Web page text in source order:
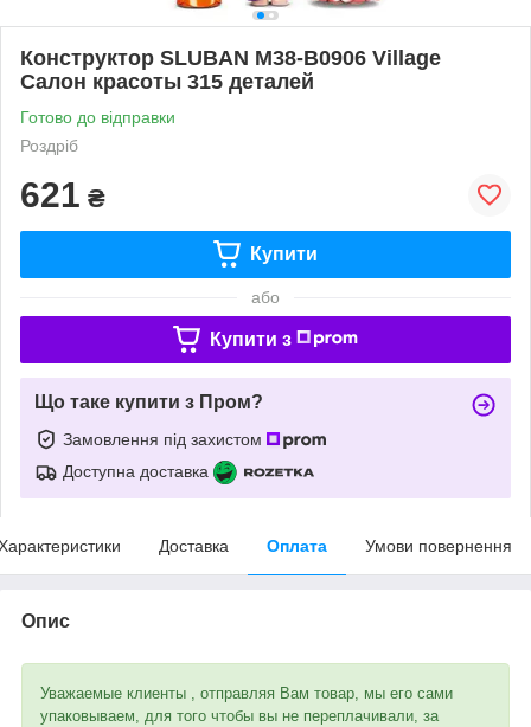
Конструктор SLUBAN M38-B0906 Village
Салон красоты 315 деталей
Готово до відправки
Роздріб
621 ₴
Купити
або
Купити з
Що таке купити з Пром?
Замовлення під захистом
Доступна доставка
Доставка Оплата Умови повернення
Опис
Уважаемые клиенты , отправляя Вам товар, мы его сами
упаковываем, для того чтобы вы не переплачивали, за